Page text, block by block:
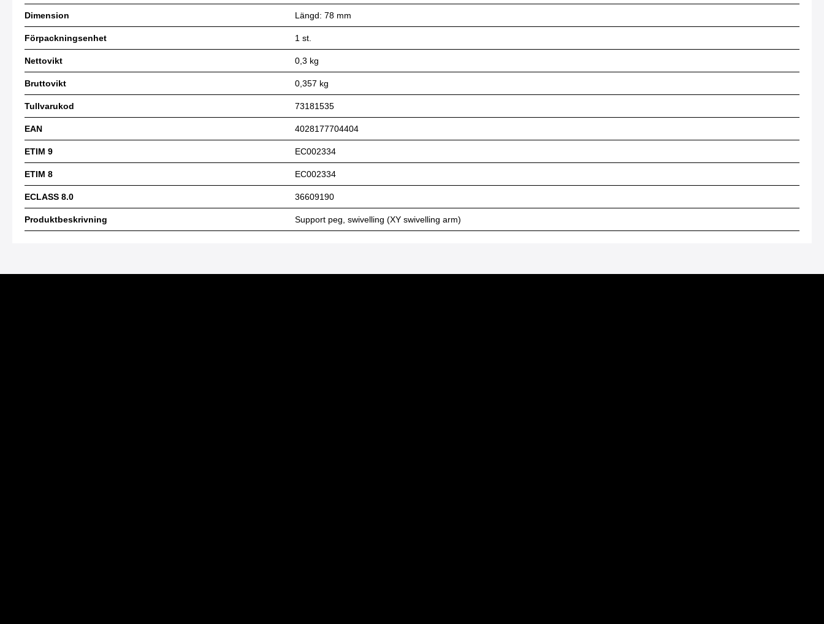
Dimension Längd: 78 mm
Förpackningsenhet 1 st.
Nettovikt 0,3 kg
Bruttovikt 0,357 kg
Tullvarukod 73181535
EAN 4028177704404
ETIM 9 EC002334
ETIM 8 EC002334
ECLASS 8.0 36609190
Produktbeskrivning Support peg, swivelling (XY swivelling arm)